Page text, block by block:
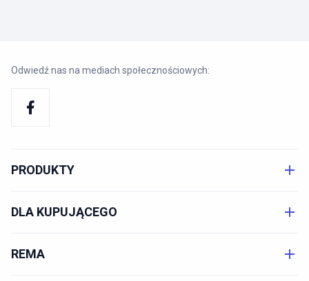
Odwiedź nas na mediach społecznościowych:
PRODUKTY
DLA KUPUJĄCEGO
REMA